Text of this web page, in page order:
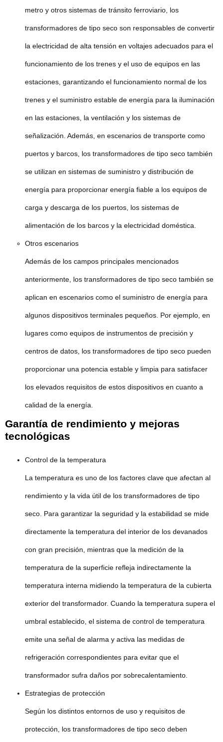
metro y otros sistemas de tránsito ferroviario, los
transformadores de tipo seco son responsables de convertir
la electricidad de alta tensión en voltajes adecuados para el
funcionamiento de los trenes y el uso de equipos en las
estaciones, garantizando el funcionamiento normal de los
trenes y el suministro estable de energía para la iluminación
en las estaciones, la ventilación y los sistemas de
señalización. Además, en escenarios de transporte como
puertos y barcos, los transformadores de tipo seco también
se utilizan en sistemas de suministro y distribución de
energía para proporcionar energía fiable a los equipos de
carga y descarga de los puertos, los sistemas de
alimentación de los barcos y la electricidad doméstica.
Otros escenarios
Además de los campos principales mencionados
anteriormente, los transformadores de tipo seco también se
aplican en escenarios como el suministro de energía para
algunos dispositivos terminales pequeños. Por ejemplo, en
lugares como equipos de instrumentos de precisión y
centros de datos, los transformadores de tipo seco pueden
proporcionar una potencia estable y limpia para satisfacer
los elevados requisitos de estos dispositivos en cuanto a
calidad de la energía.
Garantía de rendimiento y mejoras
tecnológicas
Control de la temperatura
La temperatura es uno de los factores clave que afectan al
rendimiento y la vida útil de los transformadores de tipo
seco. Para garantizar la seguridad y la estabilidad se mide
directamente la temperatura del interior de los devanados
con gran precisión, mientras que la medición de la
temperatura de la superficie refleja indirectamente la
temperatura interna midiendo la temperatura de la cubierta
exterior del transformador. Cuando la temperatura supera el
umbral establecido, el sistema de control de temperatura
emite una señal de alarma y activa las medidas de
refrigeración correspondientes para evitar que el
transformador sufra daños por sobrecalentamiento.
Estrategias de protección
Según los distintos entornos de uso y requisitos de
protección, los transformadores de tipo seco deben